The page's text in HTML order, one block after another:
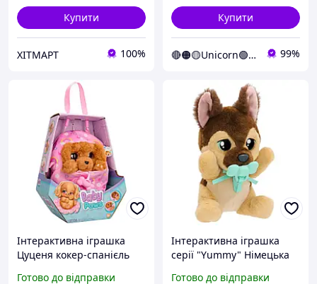
Купити
ХІТМАРТ 100%
Купити
🔴🟠🟡Unicorn🟢🔵🟣 99%
Інтерактивна іграшка
Цуценя кокер-спанієль
Готово до відправки
Інтерактивна іграшка
серії "Yummy" Німецька
Готово до відправки